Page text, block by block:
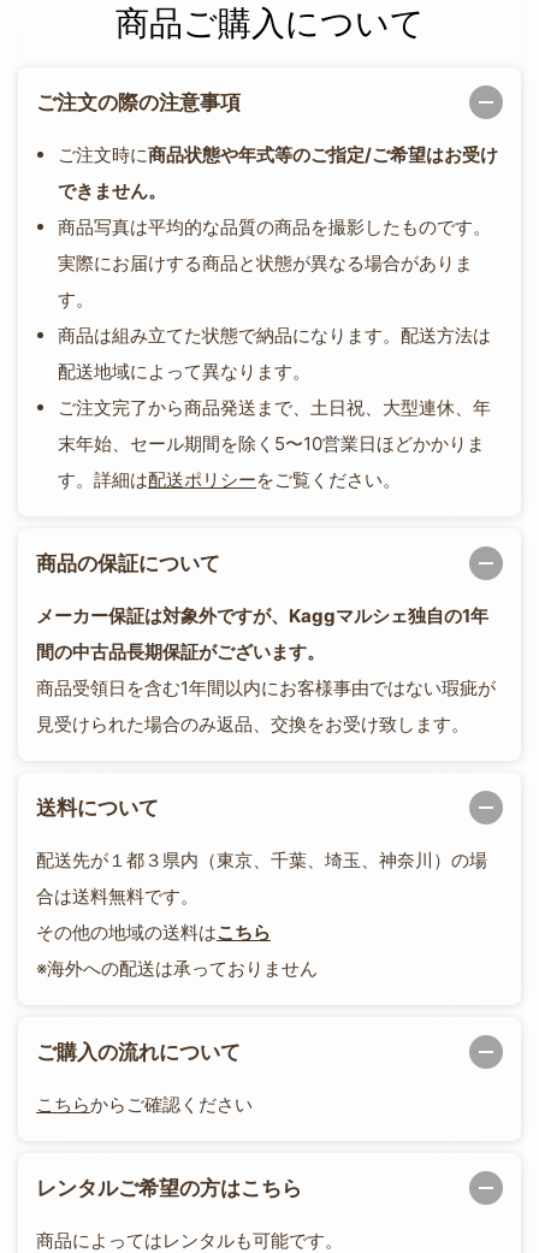
商品ご購入について
ご注文の際の注意事項
ご注文時に商品状態や年式等のご指定/ご希望はお受け
できません。
商品写真は平均的な品質の商品を撮影したものです。
実際にお届けする商品と状態が異なる場合がありま
す。
商品は組み立てた状態で納品になります。配送方法は
配送地域によって異なります。
ご注文完了から商品発送まで、土日祝、大型連休、年
末年始、セール期間を除く5〜10営業日ほどかかりま
す。詳細は配送ポリシーをご覧ください。
商品の保証について
メーカー保証は対象外ですが、Kaggマルシェ独自の1年
間の中古品長期保証がございます。
商品受領日を含む1年間以内にお客様事由ではない瑕疵が
見受けられた場合のみ返品、交換をお受け致します。
送料について
配送先が１都３県内（東京、千葉、埼玉、神奈川）の場
合は送料無料です。
その他の地域の送料はこちら
※海外への配送は承っておりません
ご購入の流れについて
こちらからご確認ください
レンタルご希望の方はこちら
商品によってはレンタルも可能です。